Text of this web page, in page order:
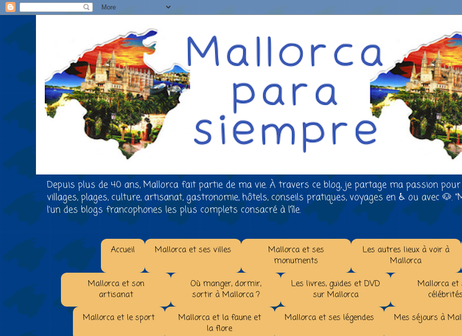
Depuis plus de 40 ans, Mallorca fait partie de ma vie. À travers ce blog, je partage ma passion
villages, plages, culture, artisanat, gastronomie, hôtels, conseils pratiques, voyages en ♿ ou avec 🐶.
l’un des blogs francophones les plus complets consacré à l’île.
Accueil Mallorca et ses villes
Mallorca et ses
monuments
Les autres lieux à voir à
Mallorca
Mallorca et son
artisanat
Où manger, dormir,
sortir à Mallorca ?
Les livres, guides et DVD
sur Mallorca
Mallorca et
célébrités
Mallorca et le sport
Mallorca et la faune et
la flore
Mallorca et ses légendes Mes séjours à